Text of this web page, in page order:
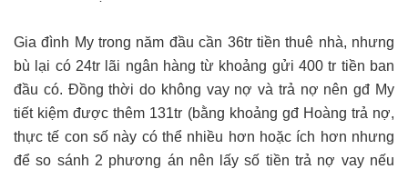
Gia đình My trong năm đầu cần 36tr tiền thuê nhà, nhưng
bù lại có 24tr lãi ngân hàng từ khoảng gửi 400 tr tiền ban
đầu có. Đồng thời do không vay nợ và trả nợ nên gđ My
tiết kiệm được thêm 131tr (bằng khoảng gđ Hoàng trả nợ,
thực tế con số này có thể nhiều hơn hoặc ích hơn nhưng
để so sánh 2 phương án nên lấy số tiền trả nợ vay nếu